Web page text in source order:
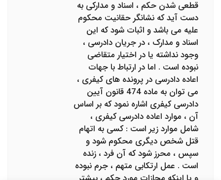
قطعی شدن حکم ، اسناد و مدارکی به
دست آید که نشانگر حقانیت محکوم
علیه می باشد و اثبات شود که این
اسناد و مدارک ، در جریان دادرسی ،
وجود نداشته یا در اختیار متقاضی
نبوده است . اما در ارتباط با جهات
اعاده دادرسی در پرونده های کیفری ،
می توان به ماده 474 قانون آیین
دادرسی کیفری اشاره نمود که بر اساس
آن ، موارد اعاده دادرسی کیفری ،
شامل موارد زیر است : کسی به اتهام
قتل شخص دیگری محکوم شود و
سپس ، محرز شود که آن فرد ، زنده
است . عمل ارتکابی متهم ، جرم نبوده